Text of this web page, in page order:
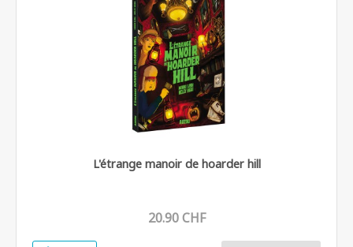
L'étrange manoir de hoarder hill
20.90 CHF